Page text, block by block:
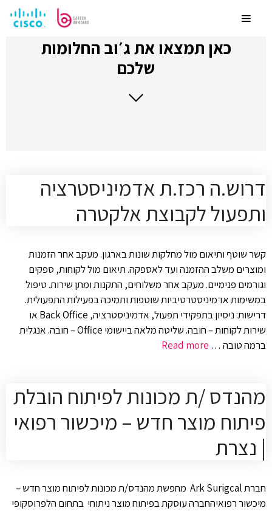
לתוכןMenu
כאן תמצאו את ג׳וב החלומות
שלכם
דרוש.ה רכז.ת אדמיניסטרציה
ותפעול לקבוצת אלקטרה
קשר שוטף ותיאום מול מחלקות שונות בארגון. מעקב אחר הזמנות
ומוצרים משלב ההזמנה ועד לאספקה. תיאום מול לקוחות, ספקים
וגורמים פנימיים. מעקב אחר משלוחים, התקנות ומתן שירות. טיפול
במשימות אדמיניסטרטיביות שוטפות ותמיכה בפעילות התפעולית.
דרישות: ניסיון בתפקידי תפעול, אדמיניסטרציה, Back Office או
שירות לקוחות – חובה. שליטה מלאה ביישומי Office – חובה. אנגלית
ברמה טובה … Read more
מהנדס /ת מכונות לפיתוח הובלת
פיתוח מוצר חדש – מיכשור רפואי
| נצרת
חברת Ark Surigcal מחפשת מהנדס/ת מכונות לפיתוח מוצר חדש –
מיכשור רפואיהחברה עוסקת בפיתוח מוצר ניתוחי בתחום הלפרוסקופי